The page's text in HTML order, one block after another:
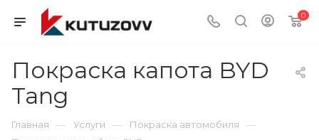
0
Покраска капота BYD
Tang
Главная — Услуги — Покраска автомобиля —